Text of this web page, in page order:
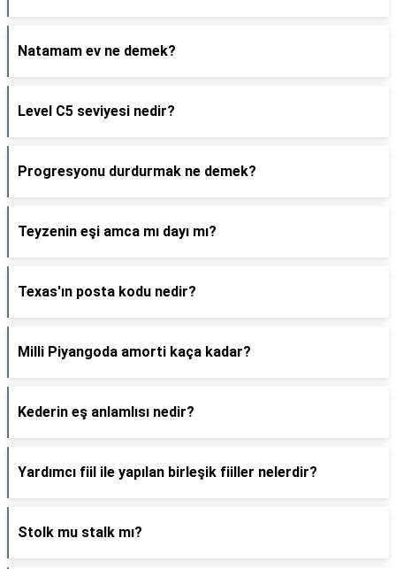
Natamam ev ne demek?
Level C5 seviyesi nedir?
Progresyonu durdurmak ne demek?
Teyzenin eşi amca mı dayı mı?
Texas'ın posta kodu nedir?
Milli Piyangoda amorti kaça kadar?
Kederin eş anlamlısı nedir?
Yardımcı fiil ile yapılan birleşik fiiller nelerdir?
Stolk mu stalk mı?